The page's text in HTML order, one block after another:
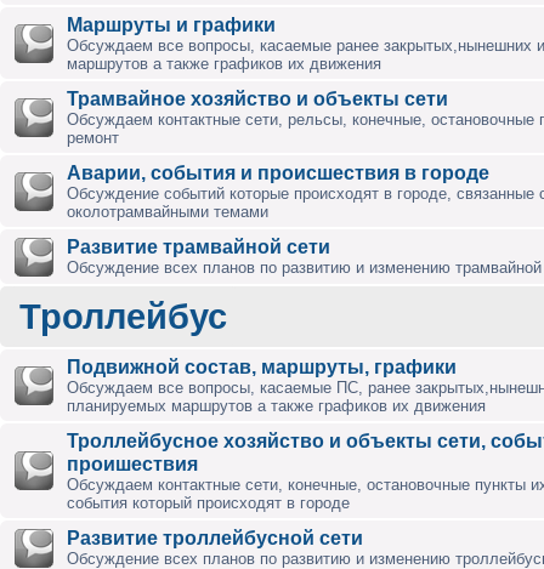
Маршруты и графики
Обсуждаем все вопросы, касаемые ранее закрытых,нынешних
маршрутов а также графиков их движения
Трамвайное хозяйство и объекты сети
Обсуждаем контактные сети, рельсы, конечные, остановочные
ремонт
Аварии, события и происшествия в городе
Обсуждение событий которые происходят в городе, связанные
околотрамвайными темами
Развитие трамвайной сети
Обсуждение всех планов по развитию и изменению трамвайной
Троллейбус
Подвижной состав, маршруты, графики
Обсуждаем все вопросы, касаемые ПС, ранее
планируемых маршрутов а также графиков их движения
Троллейбусное хозяйство и объекты сети,
проишествия
Обсуждаем контактные сети, конечные, остановочные пункты
события который происходят в городе
Развитие троллейбусной сети
Обсуждение всех планов по развитию и изменению